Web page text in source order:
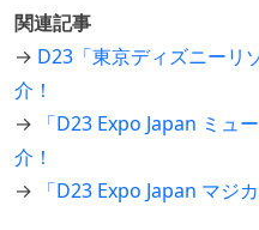
関連記事
→ D23「東京ディズニーリ
介！
→
「D23 Expo Japan ミュ
介！
→
「D23 Expo Japan マジ